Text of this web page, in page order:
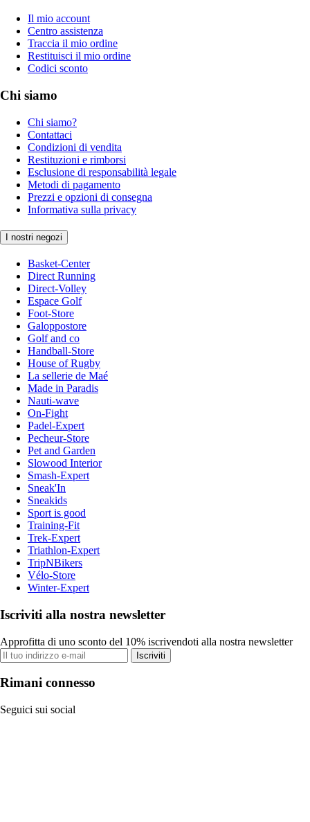
Il mio account
Centro assistenza
Traccia il mio ordine
Restituisci il mio ordine
Codici sconto
Chi siamo
Chi siamo?
Contattaci
Condizioni di vendita
Restituzioni e rimborsi
Esclusione di responsabilità legale
Metodi di pagamento
Prezzi e opzioni di consegna
Informativa sulla privacy
I nostri negozi
Basket-Center
Direct Running
Direct-Volley
Espace Golf
Foot-Store
Galoppostore
Golf and co
Handball-Store
House of Rugby
La sellerie de Maé
Made in Paradis
Nauti-wave
On-Fight
Padel-Expert
Pecheur-Store
Pet and Garden
Slowood Interior
Smash-Expert
Sneak'In
Sneakids
Sport is good
Training-Fit
Trek-Expert
Triathlon-Expert
TripNBikers
Vélo-Store
Winter-Expert
Iscriviti alla nostra newsletter
Approfitta di uno sconto del 10% iscrivendoti alla nostra newsletter
Iscriviti
Rimani connesso
Seguici sui social